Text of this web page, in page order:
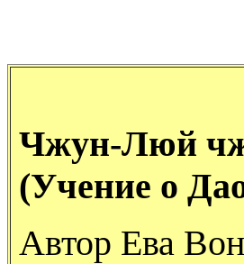
Чжун-Люй
(Учение о
Автор Ева